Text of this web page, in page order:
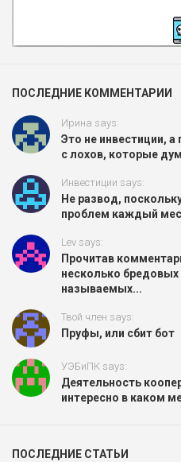
ПОСЛЕДНИЕ КОММЕНТАРИИ
Ирина says:
Это не инвестиции, а
с лохов, которые
Инвестиции says:
Не развод,
проблем каждый
Lev says:
Прочитав
несколько
называемых...
Твой член says:
Пруфы, или сбит бот
УЭБиПК says:
Деятельность
интересно в каком
ПОСЛЕДНИЕ СТАТЬИ